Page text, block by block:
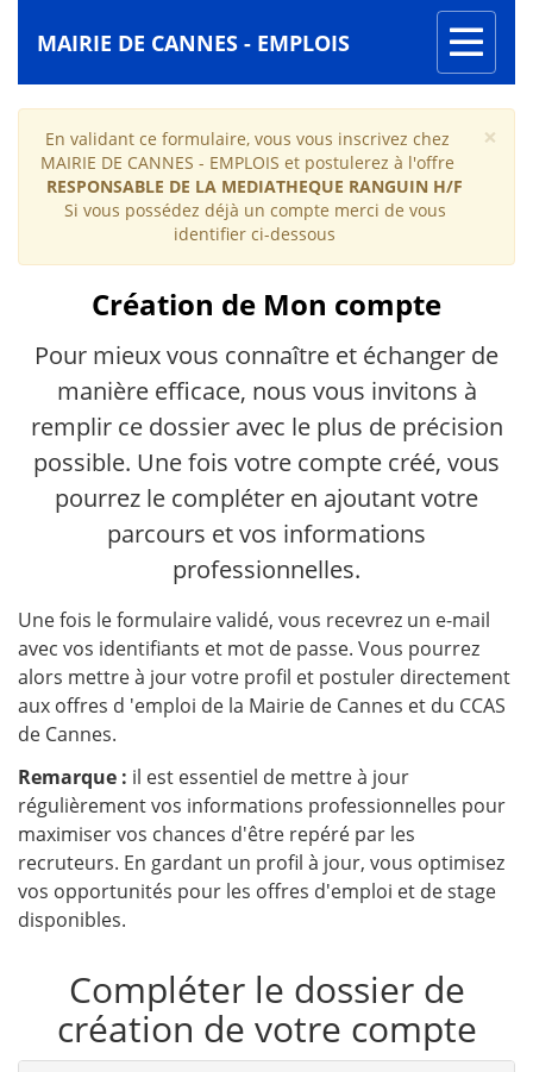
Toggle
MAIRIE DE CANNES - EMPLOIS
Formulaire
de
candidature
×
En validant ce formulaire, vous vous inscrivez chez
MAIRIE DE CANNES - EMPLOIS et postulerez à l'offre
RESPONSABLE DE LA MEDIATHEQUE RANGUIN H/F
Si vous possédez déjà un compte merci de vous
identifier ci-dessous
Création de Mon compte
Pour mieux vous connaître et échanger de
manière efficace, nous vous invitons à
remplir ce dossier avec le plus de précision
possible. Une fois votre compte créé, vous
pourrez le compléter en ajoutant votre
parcours et vos informations
professionnelles.
Une fois le formulaire validé, vous recevrez un e-mail
avec vos identifiants et mot de passe. Vous pourrez
alors mettre à jour votre profil et postuler directement
aux offres d 'emploi de la Mairie de Cannes et du CCAS
de Cannes.
Remarque : il est essentiel de mettre à jour
régulièrement vos informations professionnelles pour
maximiser vos chances d'être repéré par les
recruteurs. En gardant un profil à jour, vous optimisez
vos opportunités pour les offres d'emploi et de stage
disponibles.
Compléter le dossier de
création de votre compte